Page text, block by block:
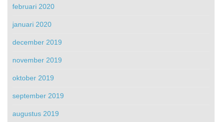
februari 2020
januari 2020
december 2019
november 2019
oktober 2019
september 2019
augustus 2019